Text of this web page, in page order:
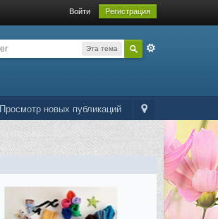
Войти Регистрация
Эта тема
Просмотр новых публикаций